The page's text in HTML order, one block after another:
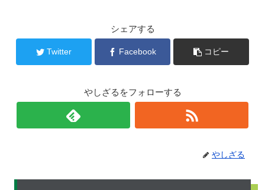
シェアする
Twitter Facebook コピー
やしざるをフォローする
やしざる